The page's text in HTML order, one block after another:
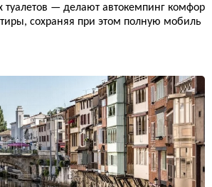
туалетов — делают автокемпинг комфор
сохраняя при этом полную мобиль